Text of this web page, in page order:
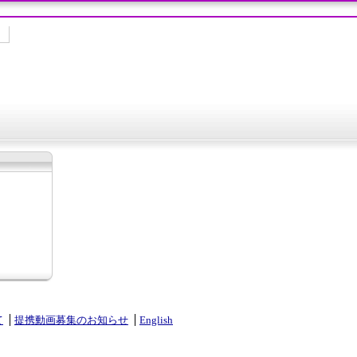
提携動画募集のお知らせ English